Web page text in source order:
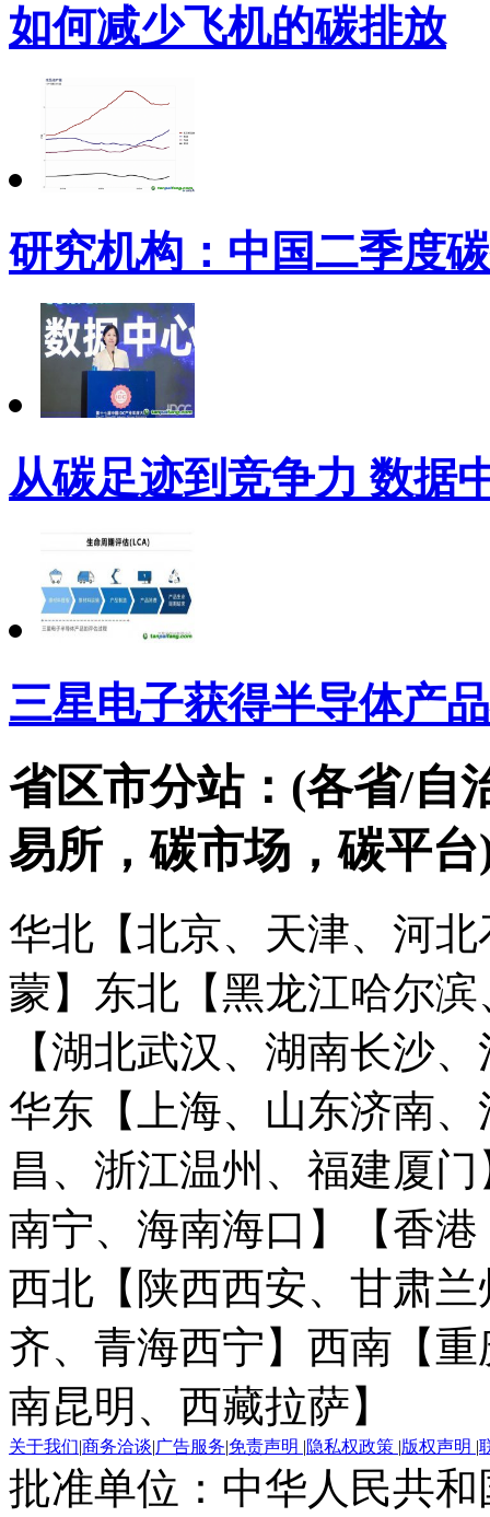
如何减少飞机的碳排放
研究机构：中国二季度
从碳足迹到竞争力 数据
三星电子获得半导体产
省区市分站：(各省/自
易所，碳市场，碳平台
华北【北京、天津、河
蒙】 东北【黑龙江哈尔
【湖北武汉、湖南长沙
华东【上海、山东济南
昌、浙江温州、福建厦门
南宁、海南海口】
【香
西北【陕西西安、甘肃
齐、青海西宁】 西南【
南昆明、西藏拉萨】
关于我们|商务洽谈|广告服务|免责声明 |隐私权政策 |版权声明 |
批准单位：中华人民共